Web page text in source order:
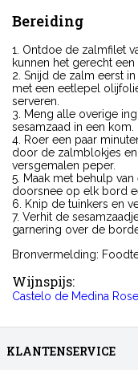
Bereiding
1. Ontdoe de zalmfilet
kunnen het gerecht een
2. Snijd de zalm eerst
met een eetlepel
serveren.
3. Meng alle overige
sesamzaad in een kom.
4. Roer een paar
door de zalmblokjes
versgemalen peper.
5. Maak met behulp
doorsnee op elk bord
6. Knip de tuinkers en
7. Verhit de
garnering over de
Bronvermelding:
Wijnspijs:
Castelo de Medina Rose
KLANTENSERVICE